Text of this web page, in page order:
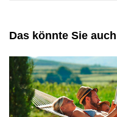
Das könnte Sie